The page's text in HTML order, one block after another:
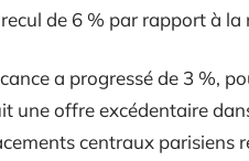
de 6 % par rapport à la
a progressé de 3 %,
une offre excédentaire
centraux parisiens